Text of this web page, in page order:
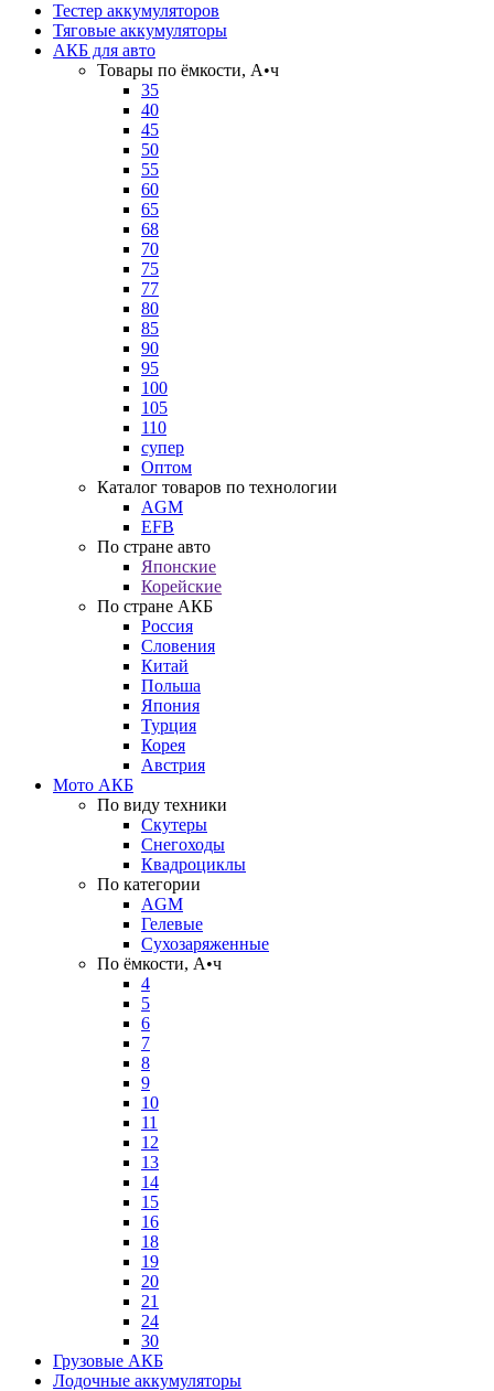
Тестер аккумуляторов
Тяговые аккумуляторы
АКБ для авто
Товары по ёмкости, А•ч
35
40
45
50
55
60
65
68
70
75
77
80
85
90
95
100
105
110
супер
Оптом
Каталог товаров по технологии
AGM
EFB
По стране авто
Японские
Корейские
По стране АКБ
Россия
Словения
Китай
Польша
Япония
Турция
Корея
Австрия
Мото АКБ
По виду техники
Скутеры
Снегоходы
Квадроциклы
По категории
AGM
Гелевые
Сухозаряженные
По ёмкости, А•ч
4
5
6
7
8
9
10
11
12
13
14
15
16
18
19
20
21
24
30
Грузовые АКБ
Лодочные аккумуляторы